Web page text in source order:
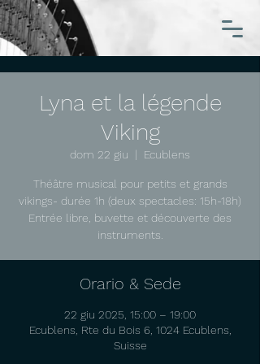
Lyna et la légende
Viking
dom 22 giu Ecublens
Théâtre musical pour petits et grands
vikings- durée 1h (deux spectacles: 15h-18h)
Entrée libre, buvette et découverte des
instruments.
Orario & Sede
22 giu 2025, 15:00 – 19:00
Ecublens, Rte du Bois 6, 1024 Ecublens,
Suisse